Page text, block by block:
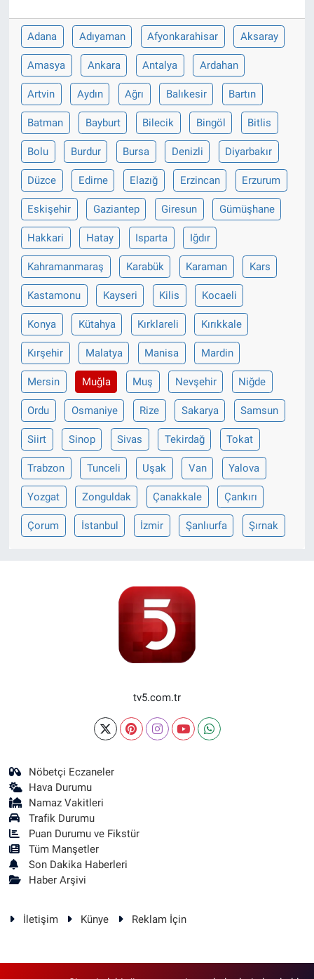
Adana Adıyaman Afyonkarahisar Aksaray
Amasya Ankara Antalya Ardahan
Artvin Aydın Ağrı Balıkesir Bartın
Batman Bayburt Bilecik Bingöl Bitlis
Bolu Burdur Bursa Denizli Diyarbakır
Düzce Edirne Elazığ Erzincan Erzurum
Eskişehir Gaziantep Giresun Gümüşhane
Hakkari Hatay Isparta Iğdır
Kahramanmaraş Karabük Karaman Kars
Kastamonu Kayseri Kilis Kocaeli
Konya Kütahya Kırklareli Kırıkkale
Kırşehir Malatya Manisa Mardin
Mersin Muğla Muş Nevşehir Niğde
Ordu Osmaniye Rize Sakarya Samsun
Siirt Sinop Sivas Tekirdağ Tokat
Trabzon Tunceli Uşak Van Yalova
Yozgat Zonguldak Çanakkale Çankırı
Çorum İstanbul İzmir Şanlıurfa Şırnak
tv5.com.tr
Nöbetçi Eczaneler
Hava Durumu
Namaz Vakitleri
Trafik Durumu
Puan Durumu ve Fikstür
Tüm Manşetler
Son Dakika Haberleri
Haber Arşivi
İletişim Künye Reklam İçin